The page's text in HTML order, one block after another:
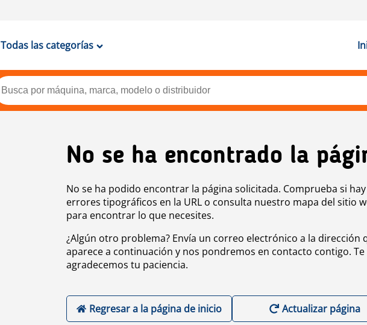
Todas las categorías
No se ha encontrado la
No se ha podido encontrar la página solicitada. Comprueba si hay
errores tipográficos en la URL o consulta nuestro mapa del sitio
para encontrar lo que necesites.
¿Algún otro problema? Envía un correo electrónico a la dirección
aparece a continuación y nos pondremos en contacto contigo. Te
agradecemos tu paciencia.
Regresar a la página de inicio Actualizar página